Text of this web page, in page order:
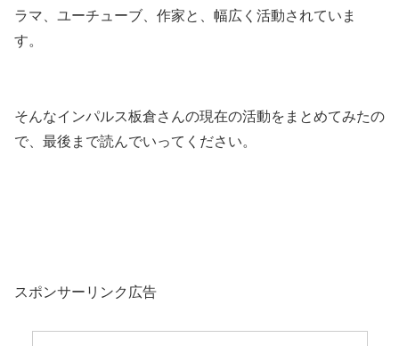
ラマ、ユーチューブ、作家と、幅広く活動されていま
す。
そんなインパルス板倉さんの現在の活動をまとめてみたの
で、最後まで読んでいってください。
スポンサーリンク広告